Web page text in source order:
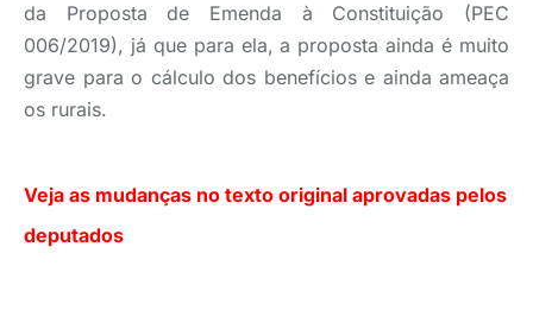
da Proposta de Emenda à Constituição (PEC
006/2019), já que para ela, a proposta ainda é muito
grave para o cálculo dos benefícios e ainda ameaça
os rurais.
Veja as mudanças no texto original aprovadas pelos
deputados